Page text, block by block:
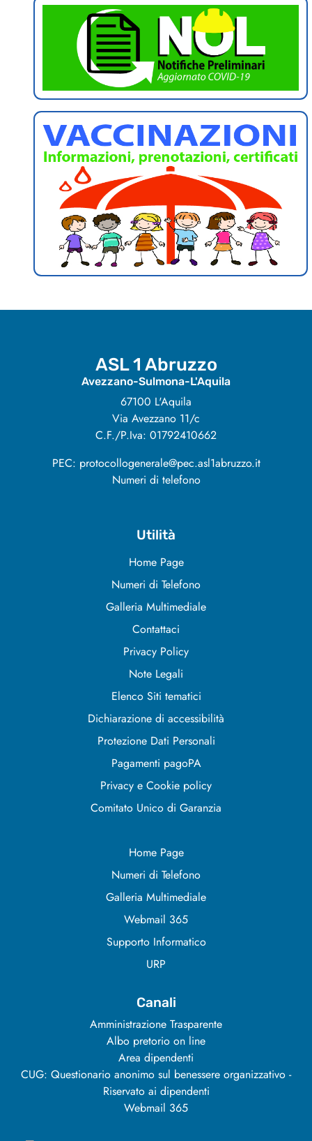
ASL 1 Abruzzo
Avezzano-Sulmona-L'Aquila
67100 L'Aquila
Via Avezzano 11/c
C.F./P.Iva: 01792410662
PEC: protocollogenerale@pec.asl1abruzzo.it
Numeri di telefono
Utilità
Home Page
Numeri di Telefono
Galleria Multimediale
Contattaci
Privacy Policy
Note Legali
Elenco Siti tematici
Dichiarazione di accessibilità
Protezione Dati Personali
Pagamenti pagoPA
Privacy e Cookie policy
Comitato Unico di Garanzia
Home Page
Numeri di Telefono
Galleria Multimediale
Webmail 365
Supporto Informatico
URP
Canali
Amministrazione Trasparente
Albo pretorio on line
Area dipendenti
CUG: Questionario anonimo sul benessere organizzativo -
Riservato ai dipendenti
Webmail 365